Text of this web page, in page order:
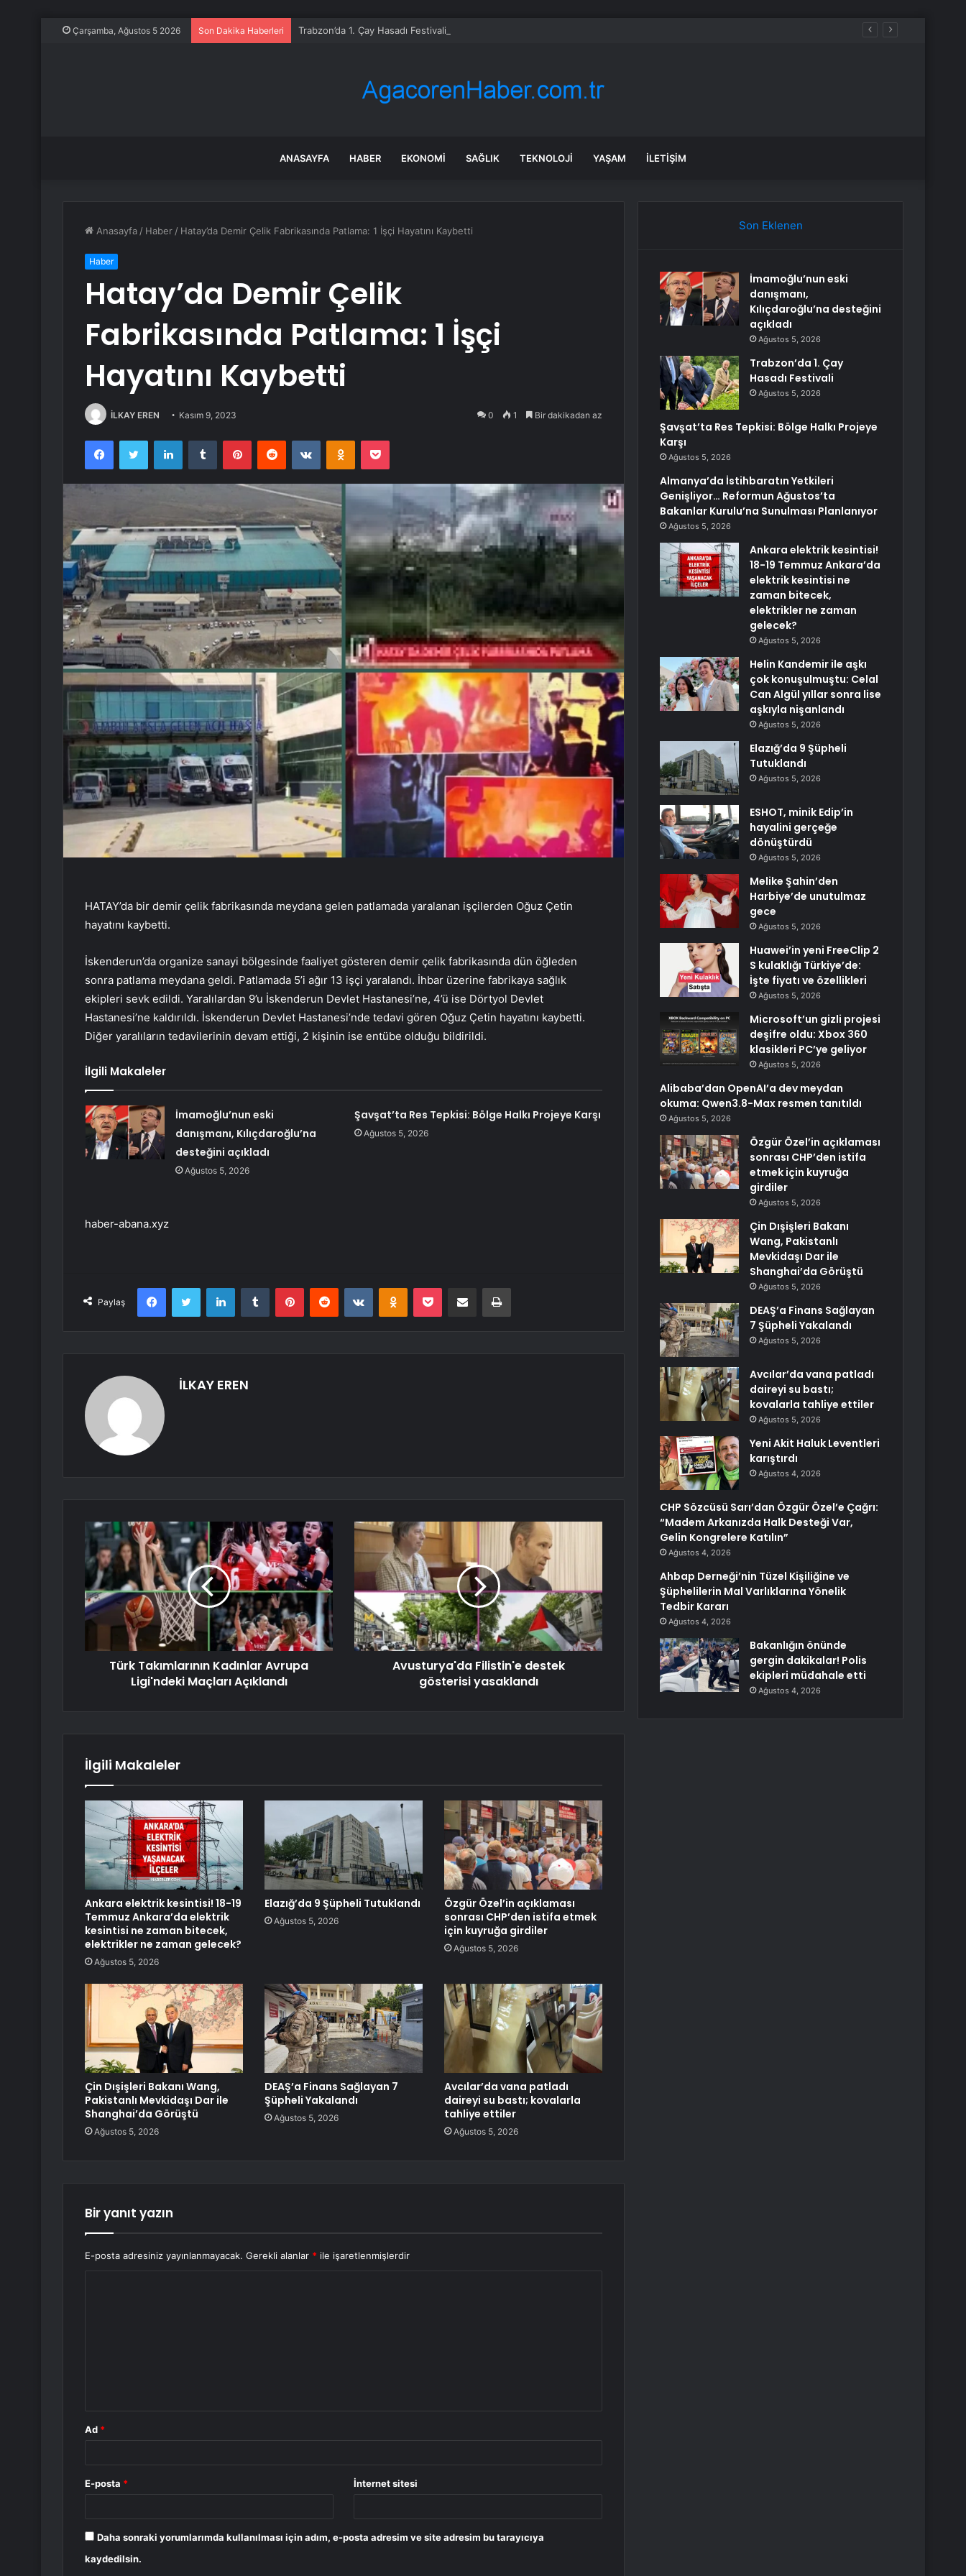
Çarşamba, Ağustos 5 2026 Son Dakika Haberleri Trabzon’da 1. Çay Hasadı Festivali
ANASAYFA HABER EKONOMI SAĞLIK TEKNOLOJI YAŞAM İLETIŞIM
Anasayfa / Haber / Hatay’da Demir Çelik Fabrikasında Patlama: 1 İşçi Hayatını Kaybetti
Haber
Hatay’da Demir Çelik
Fabrikasında Patlama: 1 İşçi
Hayatını Kaybetti
İLKAY EREN Kasım 9, 2023 0 1 Bir dakikadan az
FacebookTwitter LinkedInTumblr PinterestReddit VKontakteOdnoklassniki
Pocket
HATAY’da bir demir çelik fabrikasında meydana gelen patlamada yaralanan işçilerden Oğuz Çetin
hayatını kaybetti.
İskenderun’da organize sanayi bölgesinde faaliyet gösteren demir çelik fabrikasında dün öğleden
sonra patlama meydana geldi. Patlamada 5’i ağır 13 işçi yaralandı. İhbar üzerine fabrikaya sağlık
ekipleri sevk edildi. Yaralılardan 9’u İskenderun Devlet Hastanesi’ne, 4’ü ise Dörtyol Devlet
Hastanesi’ne kaldırıldı. İskenderun Devlet Hastanesi’nde tedavi gören Oğuz Çetin hayatını kaybetti.
Diğer yaralıların tedavilerinin devam ettiği, 2 kişinin ise entübe olduğu bildirildi.
İlgili Makaleler
İmamoğlu’nun eski
danışmanı, Kılıçdaroğlu’na
desteğini açıkladı
Ağustos 5, 2026
Şavşat’ta Res Tepkisi: Bölge Halkı Projeye Karşı
Ağustos 5, 2026
haber-abana.xyz
Paylaş
FacebookTwitter LinkedInTumblr PinterestReddit VKontakteOdnoklassniki
Pocket E-Posta ile paylaş Yazdır
İLKAY EREN
Türk Takımlarının Kadınlar Avrupa
Ligi'ndeki Maçları Açıklandı
Avusturya'da Filistin'e destek
gösterisi yasaklandı
İlgili Makaleler
Ankara elektrik kesintisi! 18-19
Temmuz Ankara’da elektrik
kesintisi ne zaman bitecek,
elektrikler ne zaman gelecek?
Ağustos 5, 2026
Elazığ’da 9 Şüpheli Tutuklandı
Ağustos 5, 2026
Özgür Özel’in açıklaması
sonrası CHP’den istifa etmek
için kuyruğa girdiler
Ağustos 5, 2026
Çin Dışişleri Bakanı Wang,
Pakistanlı Mevkidaşı Dar ile
Shanghai’da Görüştü
Ağustos 5, 2026
DEAŞ’a Finans Sağlayan 7
Şüpheli Yakalandı
Ağustos 5, 2026
Avcılar’da vana patladı
daireyi su bastı; kovalarla
tahliye ettiler
Ağustos 5, 2026
Bir yanıt yazın
E-posta adresiniz yayınlanmayacak. Gerekli alanlar * ile işaretlenmişlerdir
Ad *
E-posta * İnternet sitesi
Daha sonraki yorumlarımda kullanılması için adım, e-posta adresim ve site adresim bu tarayıcıya
kaydedilsin.
Son Eklenen
İmamoğlu’nun eski
danışmanı,
Kılıçdaroğlu’na desteğini
açıkladı
Ağustos 5, 2026
Trabzon’da 1. Çay
Hasadı Festivali
Ağustos 5, 2026
Şavşat’ta Res Tepkisi: Bölge Halkı Projeye
Karşı
Ağustos 5, 2026
Almanya’da İstihbaratın Yetkileri
Genişliyor… Reformun Ağustos’ta
Bakanlar Kurulu’na Sunulması Planlanıyor
Ağustos 5, 2026
Ankara elektrik kesintisi!
18-19 Temmuz Ankara’da
elektrik kesintisi ne
zaman bitecek,
elektrikler ne zaman
gelecek?
Ağustos 5, 2026
Helin Kandemir ile aşkı
çok konuşulmuştu: Celal
Can Algül yıllar sonra lise
aşkıyla nişanlandı
Ağustos 5, 2026
Elazığ’da 9 Şüpheli
Tutuklandı
Ağustos 5, 2026
ESHOT, minik Edip’in
hayalini gerçeğe
dönüştürdü
Ağustos 5, 2026
Melike Şahin’den
Harbiye’de unutulmaz
gece
Ağustos 5, 2026
Huawei’in yeni FreeClip 2
S kulaklığı Türkiye’de:
İşte fiyatı ve özellikleri
Ağustos 5, 2026
Microsoft’un gizli projesi
deşifre oldu: Xbox 360
klasikleri PC’ye geliyor
Ağustos 5, 2026
Alibaba’dan OpenAI’a dev meydan
okuma: Qwen3.8-Max resmen tanıtıldı
Ağustos 5, 2026
Özgür Özel’in açıklaması
sonrası CHP’den istifa
etmek için kuyruğa
girdiler
Ağustos 5, 2026
Çin Dışişleri Bakanı
Wang, Pakistanlı
Mevkidaşı Dar ile
Shanghai’da Görüştü
Ağustos 5, 2026
DEAŞ’a Finans Sağlayan
7 Şüpheli Yakalandı
Ağustos 5, 2026
Avcılar’da vana patladı
daireyi su bastı;
kovalarla tahliye ettiler
Ağustos 5, 2026
Yeni Akit Haluk Leventleri
karıştırdı
Ağustos 4, 2026
CHP Sözcüsü Sarı’dan Özgür Özel’e Çağrı:
“Madem Arkanızda Halk Desteği Var,
Gelin Kongrelere Katılın”
Ağustos 4, 2026
Ahbap Derneği’nin Tüzel Kişiliğine ve
Şüphelilerin Mal Varlıklarına Yönelik
Tedbir Kararı
Ağustos 4, 2026
Bakanlığın önünde
gergin dakikalar! Polis
ekipleri müdahale etti
Ağustos 4, 2026